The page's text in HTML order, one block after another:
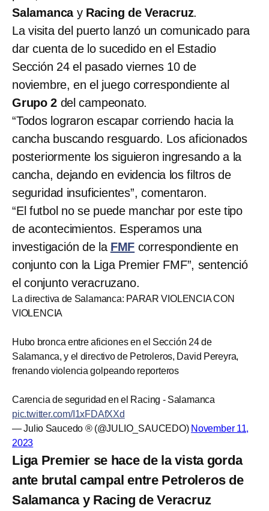
Salamancay Racing de Veracruz.
La visita del puerto lanzó un comunicado para
dar cuenta de lo sucedido en el Estadio
Sección 24 el pasado viernes 10 de
noviembre, en el juego correspondiente al
Grupo 2 del campeonato.
“Todos lograron escapar corriendo hacia la
cancha buscando resguardo. Los aficionados
posteriormente los siguieron ingresando a la
cancha, dejando en evidencia los filtros de
seguridad insuficientes”, comentaron.
“El futbol no se puede manchar por este tipo
de acontecimientos. Esperamos una
investigación de la FMF correspondiente en
conjunto con la Liga Premier FMF”, sentenció
el conjunto veracruzano.
La directiva de Salamanca: PARAR VIOLENCIA CON
VIOLENCIA
Hubo bronca entre aficiones en el Sección 24 de
Salamanca, y el directivo de Petroleros, David Pereyra,
frenando violencia golpeando reporteros
Carencia de seguridad en el Racing - Salamanca
pic.twitter.com/I1xFDAfXXd
— Julio Saucedo ®️ (@JULIO_SAUCEDO) November 11,
2023
Liga Premier se hace de la vista gorda
ante brutal campal entre Petroleros de
Salamanca y Racing de Veracruz